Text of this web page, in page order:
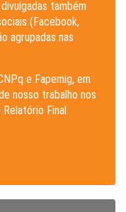
também
(Facebook,
agrupadas nas
e Fapemig, em
nosso trabalho nos
Final